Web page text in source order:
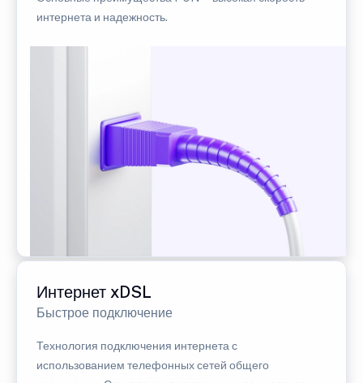
интернета и надежность.
Интернет xDSL
Быстрое подключение
Технология подключения интернета с
использованием телефонных сетей общего